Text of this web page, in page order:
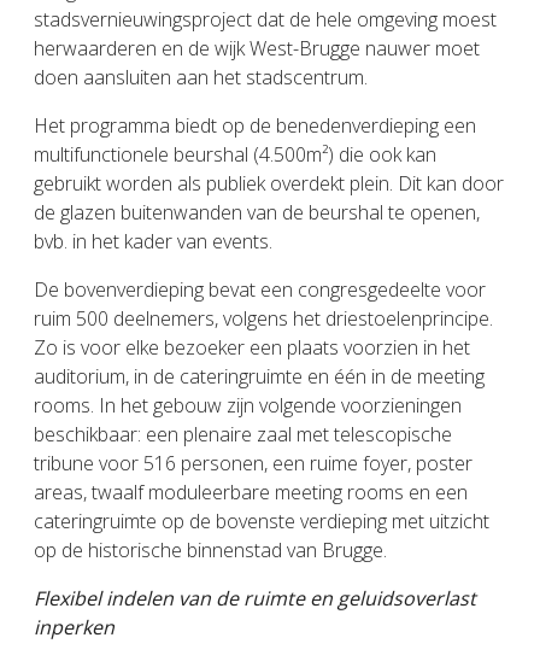
stadsvernieuwingsproject dat de hele omgeving moest
herwaarderen en de wijk West-Brugge nauwer moet
doen aansluiten aan het stadscentrum.
Het programma biedt op de benedenverdieping een
multifunctionele beurshal (4.500m²) die ook kan
gebruikt worden als publiek overdekt plein. Dit kan door
de glazen buitenwanden van de beurshal te openen,
bvb. in het kader van events.
De bovenverdieping bevat een congresgedeelte voor
ruim 500 deelnemers, volgens het driestoelenprincipe.
Zo is voor elke bezoeker een plaats voorzien in het
auditorium, in de cateringruimte en één in de meeting
rooms. In het gebouw zijn volgende voorzieningen
beschikbaar: een plenaire zaal met telescopische
tribune voor 516 personen, een ruime foyer, poster
areas, twaalf moduleerbare meeting rooms en een
cateringruimte op de bovenste verdieping met uitzicht
op de historische binnenstad van Brugge.
Flexibel indelen van de ruimte en geluidsoverlast
inperken